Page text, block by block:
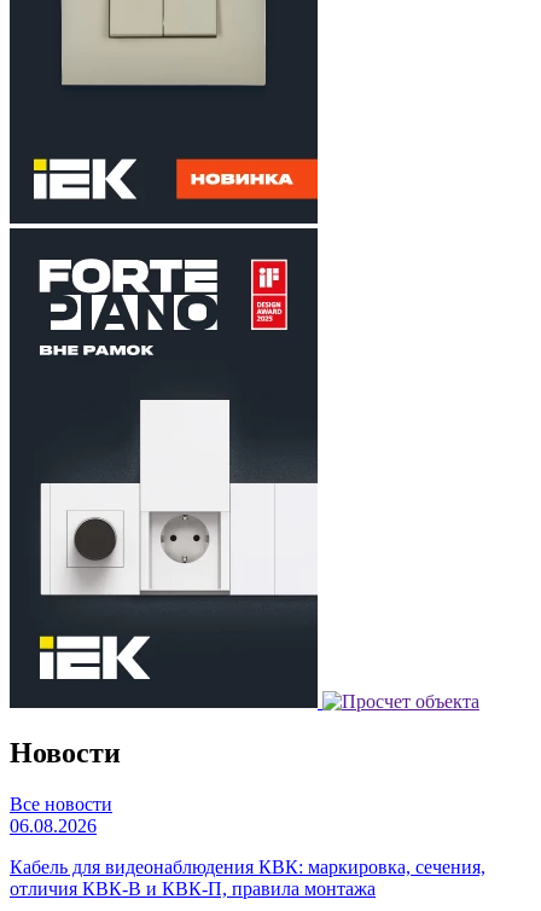
Новости
Все новости
06.08.2026
Кабель для видеонаблюдения КВК: маркировка, сечения,
отличия КВК-В и КВК-П, правила монтажа